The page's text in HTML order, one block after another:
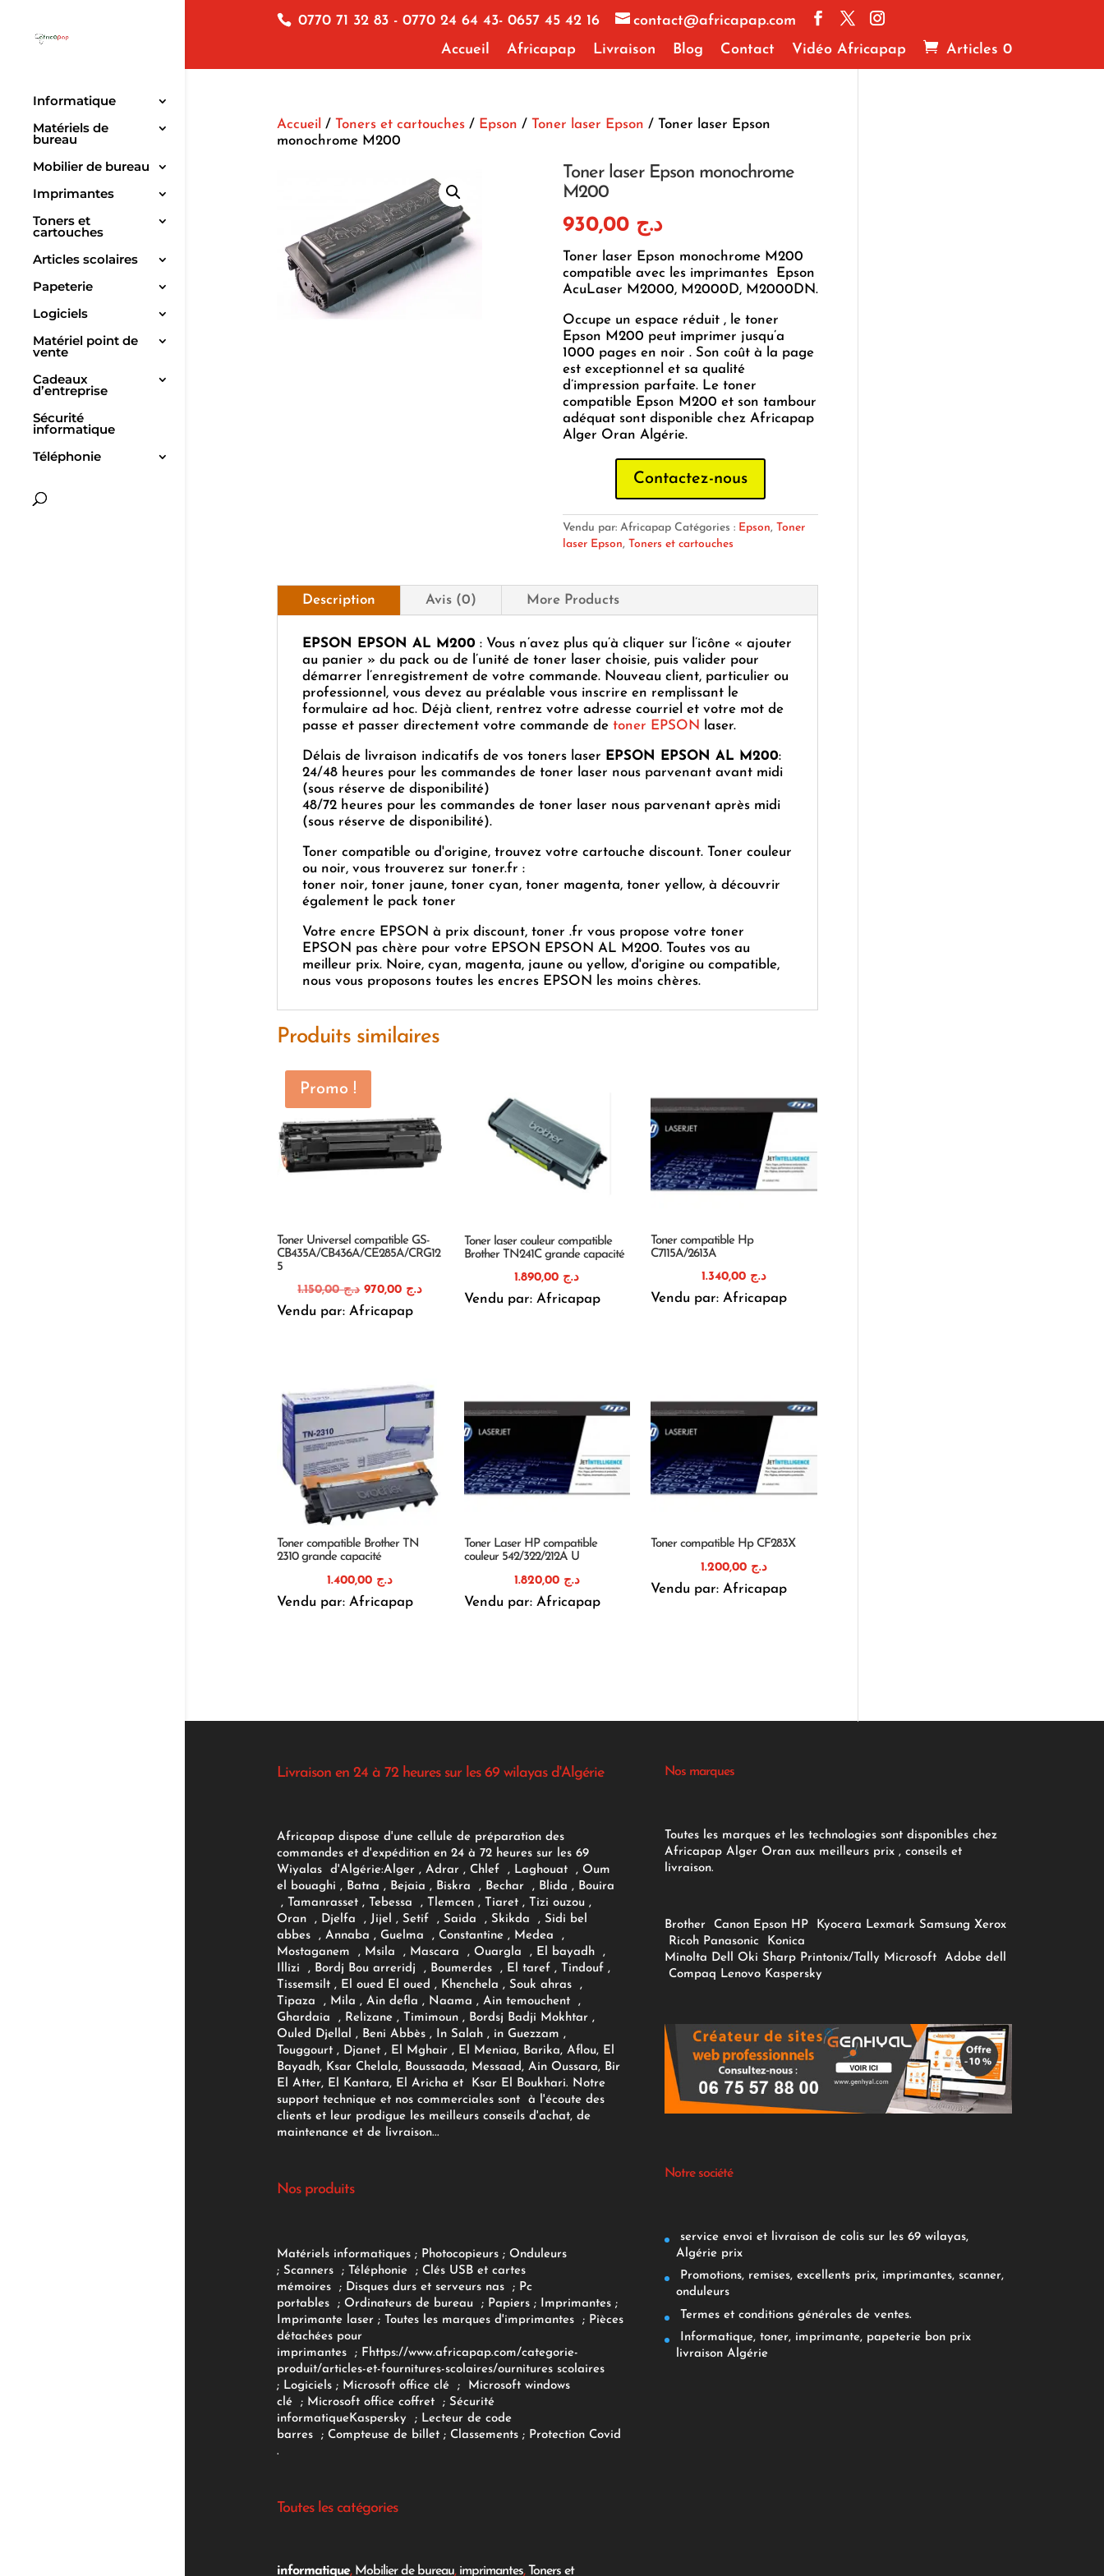
0770 71 32 83 - 0770 24 64 43- 0657 45 42 16
contact@africapap.com
Accueil
Africapap Livraison Blog Contact Vidéo Africapap Articles 0
Informatique
Matériels de
bureau
Mobilier de bureau
Imprimantes
Toners et
cartouches
Articles scolaires
Papeterie
Logiciels
Matériel point de
vente
Cadeaux
d’entreprise
Sécurité
informatique
Téléphonie
Accueil / Toners et cartouches/ Epson / Toner laser Epson / Toner laser Epson
monochrome M200
Toner laser Epson monochrome
M200
د.ج 930,00
Toner laser Epson monochrome M200
compatible avec les imprimantes Epson
AcuLaser M2000, M2000D, M2000DN.
Occupe un espace réduit , le toner
Epson M200 peut imprimer jusqu’a
1000 pages en noir . Son coût à la page
est exceptionnel et sa qualité
d’impression parfaite. Le toner
compatible Epson M200 et son tambour
adéquat sont disponible chez Africapap
Alger Oran Algérie.
Contactez-nous
Vendu par: Africapap Catégories : Epson, Toner
laser Epson, Toners et cartouches
Description Avis (0) More Products
EPSON EPSON AL M200 : Vous n’avez plus qu’à cliquer sur l’icône « ajouter
au panier » du pack ou de l’unité de toner laser choisie, puis valider pour
démarrer l’enregistrement de votre commande. Nouveau client, particulier ou
professionnel, vous devez au préalable vous inscrire en remplissant le
formulaire ad hoc. Déjà client, rentrez votre adresse courriel et votre mot de
passe et passer directement votre commande de toner EPSON laser.
Délais de livraison indicatifs de vos toners laser EPSON EPSON AL M200:
24/48 heures pour les commandes de toner laser nous parvenant avant midi
(sous réserve de disponibilité)
48/72 heures pour les commandes de toner laser nous parvenant après midi
(sous réserve de disponibilité).
Toner compatible ou d'origine, trouvez votre cartouche discount. Toner couleur
ou noir, vous trouverez sur toner.fr :
toner noir, toner jaune, toner cyan, toner magenta, toner yellow, à découvrir
également le pack toner
Votre encre EPSON à prix discount, toner .fr vous propose votre toner
EPSON pas chère pour votre EPSON EPSON AL M200. Toutes vos au
meilleur prix. Noire, cyan, magenta, jaune ou yellow, d'origine ou compatible,
nous vous proposons toutes les encres EPSON les moins chères.
Produits similaires
Promo !
Toner Universel compatible GS-
CB435A/CB436A/CE285A/CRG12
5
د.ج1.150,00
Le
prix
د.جLe
Vendu par: Africapap
Toner laser couleur compatible
Brother TN241C grande capacité
د.ج
Vendu par: Africapap
Toner compatible Hp
C7115A/2613A
د.ج
Vendu par: Africapap
Toner compatible Brother TN
2310 grande capacité
د.ج
Vendu par: Africapap
Toner Laser HP compatible
couleur 542/322/212A U
د.ج 1.820,00
Vendu par: Africapap
Toner compatible Hp CF283X
د.ج
Vendu par: Africapap
Livraison en 24 à 72 heures sur les 69 wilayas d'Algérie
Africapap dispose d'une cellule de préparation des
commandes et d'expédition en 24 à 72 heures sur les 69
Wiyalas d'Algérie:Alger , Adrar, Chlef , Laghouat , Oum
el bouaghi , Batna , Bejaia , Biskra , Bechar , Blida , Bouira
, Tamanrasset , Tebessa , Tlemcen , Tiaret , Tizi ouzou ,
Oran , Djelfa , Jijel , Setif , Saida , Skikda , Sidi bel
abbes , Annaba , Guelma , Constantine , Medea ,
Mostaganem , Msila , Mascara , Ouargla , El bayadh ,
Illizi , Bordj Bou arreridj , Boumerdes , El taref , Tindouf ,
Tissemsilt , El oued El oued , Khenchela , Souk ahras ,
Tipaza , Mila , Ain defla , Naama , Ain temouchent ,
Ghardaia , Relizane , Timimoun , Bordsj Badji Mokhtar ,
Ouled Djellal , Beni Abbès , In Salah , in Guezzam ,
Touggourt , Djanet , El Mghair , El Meniaa, Barika, Aflou, El
Bayadh, Ksar Chelala, Boussaada, Messaad, Ain Oussara, Bir
El Atter, El Kantara, El Aricha et Ksar El Boukhari. Notre
support technique et nos commerciales sont à l'écoute des
clients et leur prodigue les meilleurs conseils d'achat, de
maintenance et de livraison...
Nos produits
Matériels informatiques; Photocopieurs; Onduleurs
; Scanners ; Téléphonie ; Clés USB et cartes
mémoires
; Disques durs et serveurs nas ; Pc
portables
; Ordinateurs de bureau ; Papiers; Imprimantes;
Imprimante laser; Toutes les marques d'imprimantes ; Pièces
détachées pour
imprimantes
; F https://www.africapap.com/categorie-
produit/articles-et-fournitures-scolaires/ournitures scolaires
; Logiciels ; Microsoft office clé ;
Microsoft windows
clé; Microsoft office coffret ; Sécurité
informatiqueKaspersky ; Lecteur de code
barres
; Compteuse de billet; Classements ; Protection Covid
.
Toutes les catégories
informatique, Mobilier de bureau, imprimantes, Toners et
Nos marques
Toutes les marques et les technologies sont disponibles chez
Africapap Alger Oran aux meilleurs prix , conseils et
livraison.
Brother Canon Epson HP Kyocera Lexmark Samsung Xerox
Ricoh Panasonic
Konica
Minolta Dell Oki Sharp Printonix/Tally Microsoft Adobe dell
Compaq Lenovo Kaspersky
Notre société
service envoi et livraison de colis sur les 69 wilayas,
Algérie prix
Promotions, remises, excellents prix, imprimantes, scanner,
onduleurs
Termes et conditions générales de ventes.
Informatique, toner, imprimante, papeterie bon prix
livraison Algérie